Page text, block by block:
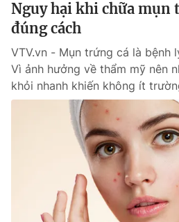
® Cấm sao chép dưới mọi hình thức
thuận bằng văn bản. Ghi rõ nguồn
thông tin từ website này.
Nguy hại khi chữa mụn
đúng cách
VTV.vn - Mụn trứng cá là bệnh
Vì ảnh hưởng về thẩm mỹ nên
khỏi nhanh khiến không ít